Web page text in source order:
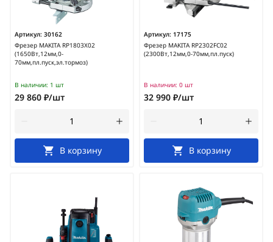
Артикул: 30162
Фрезер MAKITA RP1803X02
(1650Вт,12мм,0-
70мм,пл.пуск,эл.тормоз)
В наличии: 1 шт
29 860 ₽/шт
В корзину
Артикул: 17175
Фрезер MAKITA RP2302FC02
(2300Вт,12мм,0-70мм,пл.пуск)
В наличии: 0 шт
32 990 ₽/шт
В корзину